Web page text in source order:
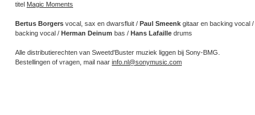
titel Magic Moments
Bertus Borgers vocal, sax en dwarsfluit / Paul Smeenk gitaar en backing vocal /
backing vocal / Herman Deinum bas / Hans Lafaille drums
Alle distributierechten van Sweetd'Buster muziek liggen bij Sony-BMG.
Bestellingen of vragen, mail naar info.nl@sonymusic.com